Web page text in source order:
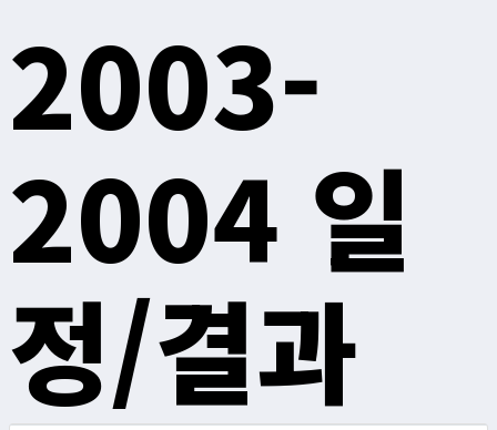
2003-
2004 일
정/결과